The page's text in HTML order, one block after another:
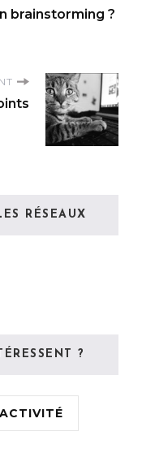
brainstorming ?
RÉSEAUX
?